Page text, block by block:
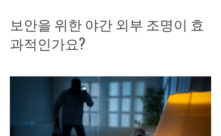
보안을 위한 야간 외부 조명이 효
과적인가요?